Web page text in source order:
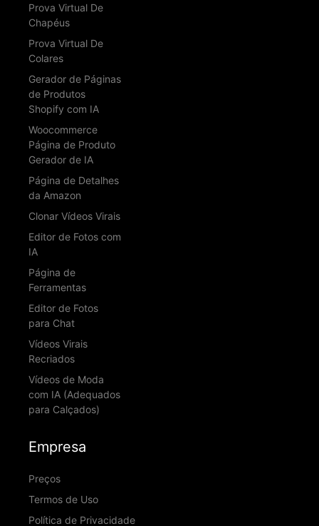
Prova Virtual De
Chapéus
Prova Virtual De
Colares
Gerador de Páginas
de Produtos
Shopify com IA
Woocommerce
Página de Produto
Gerador de IA
Página de Detalhes
da Amazon
Clonar Vídeos Virais
Editor de Fotos com
IA
Página de
Ferramentas
Editor de Fotos
para Chat
Vídeos Virais
Recriados
Vídeos de Moda
com IA (Adequados
para Calçados)
Empresa
Preços
Termos de Uso
Política de Privacidade